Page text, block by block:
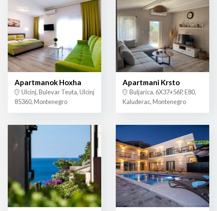
Apartmanok Hoxha
Ulcinj, Bulevar Teuta, Ulcinj
85360, Montenegro
Apartmani Krsto
Buljarica, 6X37+56P, E80,
Kaluđerac, Montenegro